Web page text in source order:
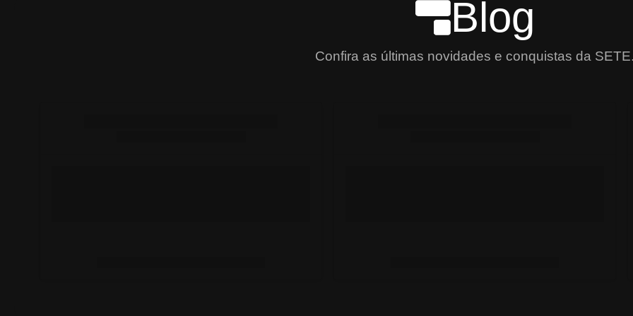
Blog
Confira as últimas novidades e conquistas da